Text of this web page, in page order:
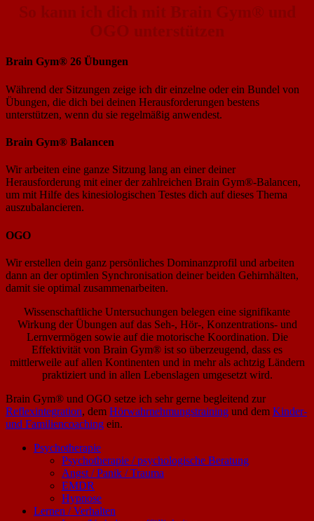
So kann ich dich mit Brain Gym® und
OGO unterstützen
Brain Gym® 26 Übungen
Während der Sitzungen zeige ich dir einzelne oder ein Bundel von
Übungen, die dich bei deinen Herausforderungen bestens
unterstützen, wenn du sie regelmäßig anwendest.
Brain Gym® Balancen
Wir arbeiten eine ganze Sitzung lang an einer deiner
Herausforderung mit einer der zahlreichen Brain Gym®-Balancen,
um mit Hilfe des kinesiologischen Testes dich auf dieses Thema
auszubalancieren.
OGO
Wir erstellen dein ganz persönliches Dominanzprofil und arbeiten
dann an der optimlen Synchronisation deiner beiden Gehirnhälten,
damit sie optimal zusammenarbeiten.
Wissenschaftliche Untersuchungen belegen eine signifikante
Wirkung der Übungen auf das Seh-, Hör-, Konzentrations- und
Lernvermögen sowie auf die motorische Koordination. Die
Effektivität von Brain Gym® ist so überzeugend, dass es
mittlerweile auf allen Kontinenten und in mehr als achtzig Ländern
praktiziert und in allen Lebenslagen umgesetzt wird.
Brain Gym® und OGO setze ich sehr gerne begleitend zur
Reflexintegration, dem Hörwahrnehmungstraining und dem Kinder-
und Familiencoaching ein.
Psychotherapie
Psychotherapie / psychologische Beratung
Angst / Panik / Trauma
EMDR
Hypnose
Lernen / Verhalten